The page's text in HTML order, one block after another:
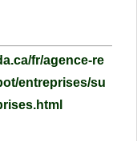
fr/agence-re
entreprises/su